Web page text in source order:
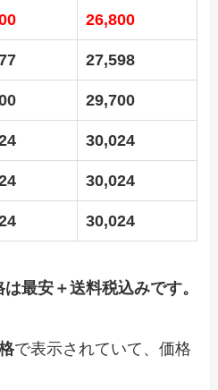
26,800
27,598
29,700
30,024
30,024
30,024
最安＋送料税込みです。
で表示されていて、価格